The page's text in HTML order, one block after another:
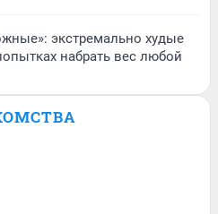
экстремально худые
набрать вес любой